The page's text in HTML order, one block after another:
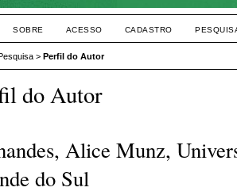
SOBRE ACESSO CADASTRO
> Perfil do Autor
do Autor
Alice Munz,
do Sul